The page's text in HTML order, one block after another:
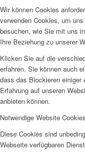
Wir können Cookies
verwenden Cookies, um
besuchen, wie Sie mit uns
Ihre Beziehung zu unserer
Klicken Sie auf die
erfahren. Sie können auch
dass das Blockieren einiger
Erfahrung auf unseren
anbieten können.
Notwendige Website Cookies
Diese Cookies sind
Webseite verfügbaren